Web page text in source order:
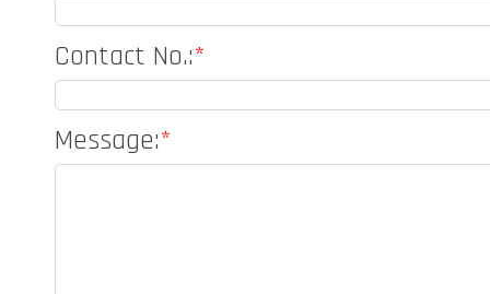
Contact No.:*
Message:*